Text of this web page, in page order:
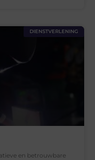
DIENSTVERLENING
en betrouwbare